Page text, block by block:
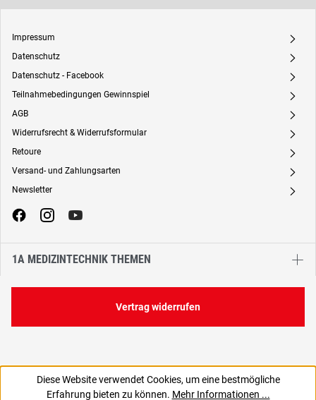
135,87 €
Impressum A
Datenschutz A
Datenschutz - Facebook A
Teilnahmebedingungen Gewinnspiel A
AGB A
Widerrufsrecht & Widerrufsformular A
Retoure A
Versand- und Zahlungsarten A
Newsletter A
1A MEDIZINTECHNIK THEMEN
Vertrag widerrufen
Diese Website verwendet Cookies, um eine bestmögliche
Erfahrung bieten zu können. Mehr Informationen ...